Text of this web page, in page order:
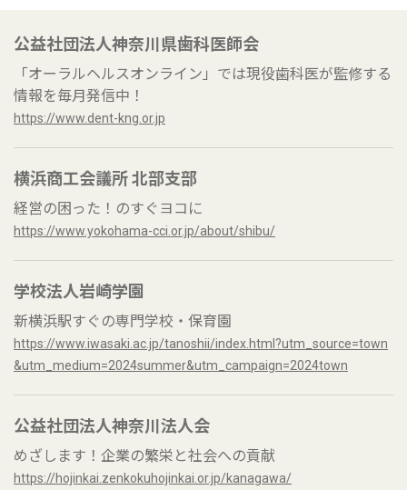
公益社団法人神奈川県歯科医師会
「オーラルヘルスオンライン」では現役歯科医が監修する
情報を毎月発信中！
https://www.dent-kng.or.jp
横浜商工会議所 北部支部
経営の困った！のすぐヨコに
https://www.yokohama-cci.or.jp/about/shibu/
学校法人岩崎学園
新横浜駅すぐの専門学校・保育園
https://www.iwasaki.ac.jp/tanoshii/index.html?utm_source=town
&utm_medium=2024summer&utm_campaign=2024town
公益社団法人神奈川法人会
めざします！企業の繁栄と社会への貢献
https://hojinkai.zenkokuhojinkai.or.jp/kanagawa/